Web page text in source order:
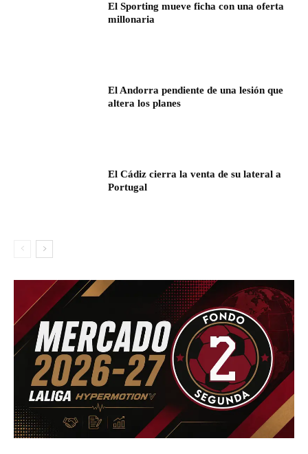
El Sporting mueve ficha con una oferta
millonaria
El Andorra pendiente de una lesión que
altera los planes
El Cádiz cierra la venta de su lateral a
Portugal